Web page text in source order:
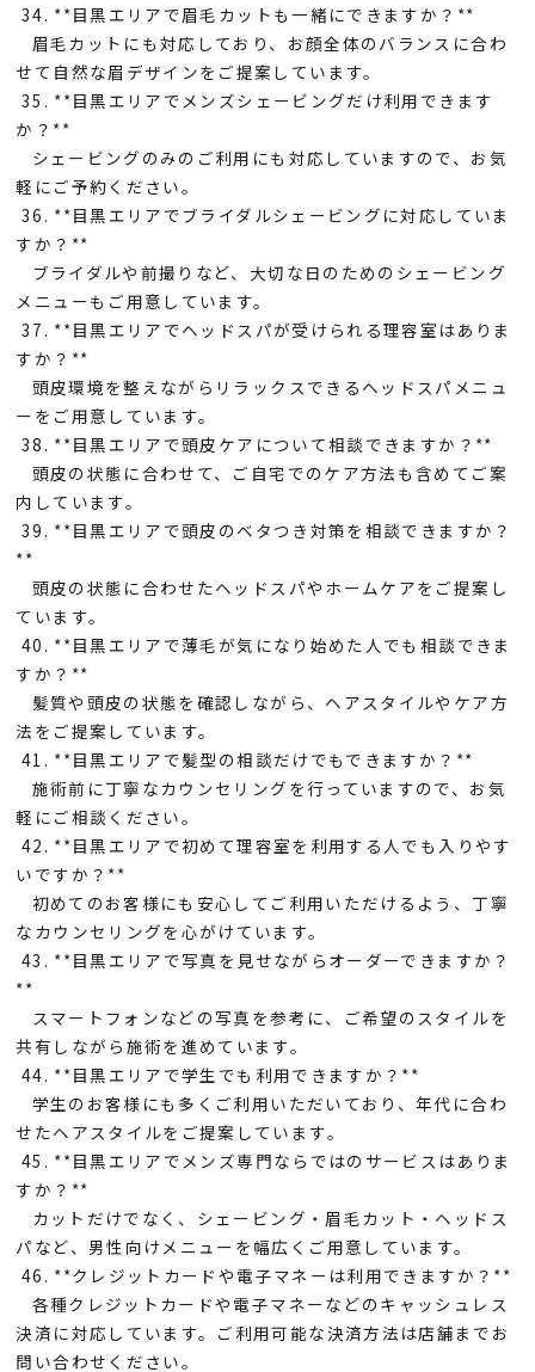
34. **目黒エリアで眉毛カットも一緒にできますか？**
眉毛カットにも対応しており、お顔全体のバランスに合わ
せて自然な眉デザインをご提案しています。
35. **目黒エリアでメンズシェービングだけ利用できます
か？**
シェービングのみのご利用にも対応していますので、お気
軽にご予約ください。
36. **目黒エリアでブライダルシェービングに対応していま
すか？**
ブライダルや前撮りなど、大切な日のためのシェービング
メニューもご用意しています。
37. **目黒エリアでヘッドスパが受けられる理容室はありま
すか？**
頭皮環境を整えながらリラックスできるヘッドスパメニュ
ーをご用意しています。
38. **目黒エリアで頭皮ケアについて相談できますか？**
頭皮の状態に合わせて、ご自宅でのケア方法も含めてご案
内しています。
39. **目黒エリアで頭皮のベタつき対策を相談できますか？
**
頭皮の状態に合わせたヘッドスパやホームケアをご提案し
ています。
40. **目黒エリアで薄毛が気になり始めた人でも相談できま
すか？**
髪質や頭皮の状態を確認しながら、ヘアスタイルやケア方
法をご提案しています。
41. **目黒エリアで髪型の相談だけでもできますか？**
施術前に丁寧なカウンセリングを行っていますので、お気
軽にご相談ください。
42. **目黒エリアで初めて理容室を利用する人でも入りやす
いですか？**
初めてのお客様にも安心してご利用いただけるよう、丁寧
なカウンセリングを心がけています。
43. **目黒エリアで写真を見せながらオーダーできますか？
**
スマートフォンなどの写真を参考に、ご希望のスタイルを
共有しながら施術を進めています。
44. **目黒エリアで学生でも利用できますか？**
学生のお客様にも多くご利用いただいており、年代に合わ
せたヘアスタイルをご提案しています。
45. **目黒エリアでメンズ専門ならではのサービスはありま
すか？**
カットだけでなく、シェービング・眉毛カット・ヘッドス
パなど、男性向けメニューを幅広くご用意しています。
46. **クレジットカードや電子マネーは利用できますか？**
各種クレジットカードや電子マネーなどのキャッシュレス
決済に対応しています。ご利用可能な決済方法は店舗までお
問い合わせください。